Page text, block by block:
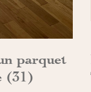
parquet
(31)